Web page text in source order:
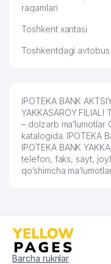
raqamlari
Toshkent xaritasi
Toshkentdagi
IPOTEKA BANK
YAKKASAROY
– dolzarb ma’lumotlar
katalogida. IPOTEKA
IPOTEKA BANK
telefon, faks, sayt,
qo’shimcha
Barcha ruknlar